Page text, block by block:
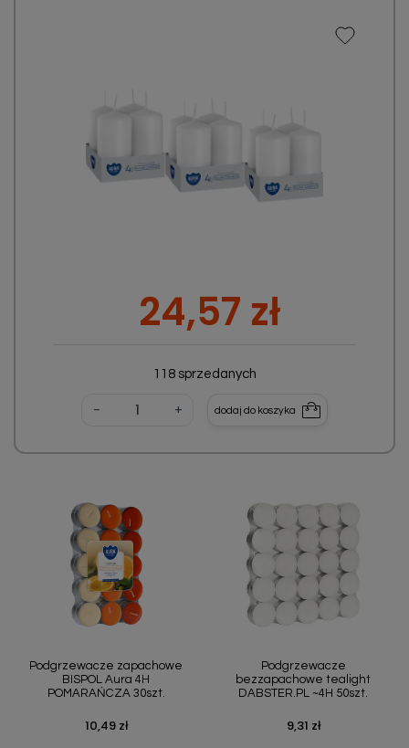
24,57 zł
118 sprzedanych
- + dodaj do koszyka
Podgrzewacze zapachowe
BISPOL Aura 4H
POMARAŃCZA 30szt.
Cena
10,49 zł
Podgrzewacze
bezzapachowe tealight
DABSTER.PL ~4H 50szt.
Cena
9,31 zł